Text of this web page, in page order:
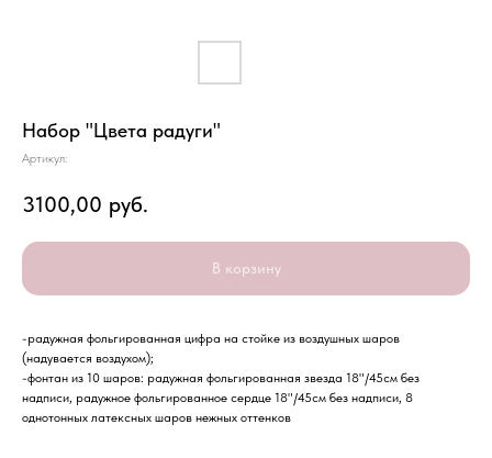
Набор "Цвета радуги"
Артикул:
3100,00 руб.
В корзину
-радужная фольгированная цифра на стойке из воздушных шаров
(надувается воздухом);
-фонтан из 10 шаров: радужная фольгированная звезда 18"/45см без
надписи, радужное фольгированное сердце 18"/45см без надписи, 8
однотонных латексных шаров нежных оттенков